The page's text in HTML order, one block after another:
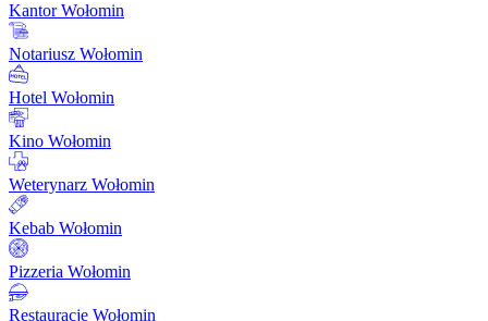
Kantor Wołomin
Notariusz Wołomin
Hotel Wołomin
Kino Wołomin
Weterynarz Wołomin
Kebab Wołomin
Pizzeria Wołomin
Restauracje Wołomin